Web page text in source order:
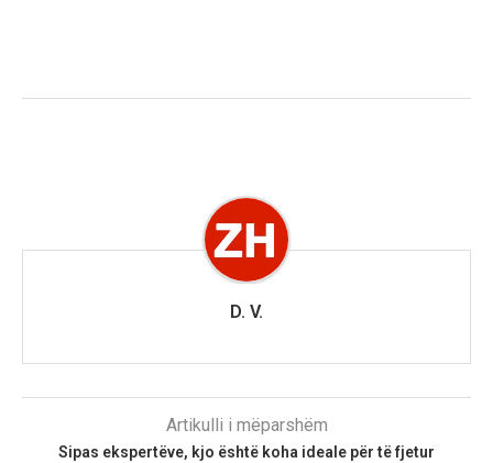
D. V.
Artikulli i mëparshëm
Sipas ekspertëve, kjo është koha ideale për të fjetur